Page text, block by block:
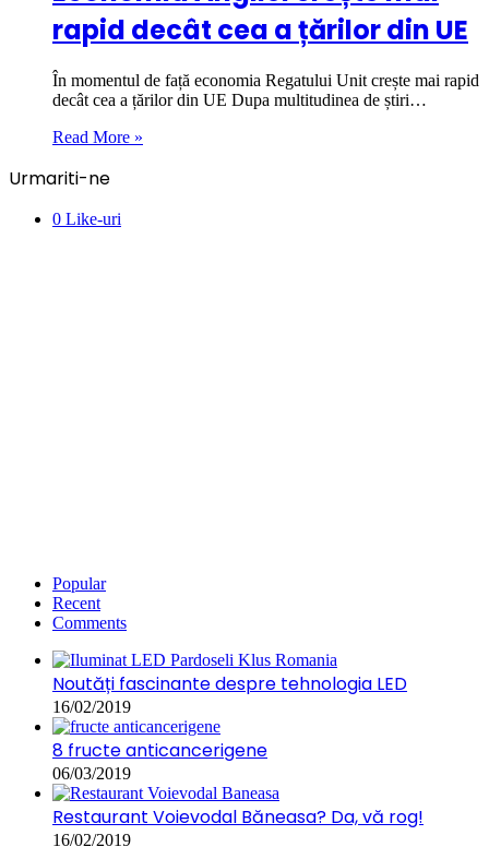
rapid decât cea a țărilor din UE
În momentul de față economia Regatului Unit crește mai rapid
decât cea a țărilor din UE Dupa multitudinea de știri…
Read More »
Urmariti-ne
0 Like-uri
Popular
Recent
Comments
Noutăți fascinante despre tehnologia LED
16/02/2019
8 fructe anticancerigene
06/03/2019
Restaurant Voievodal Băneasa? Da, vă rog!
16/02/2019